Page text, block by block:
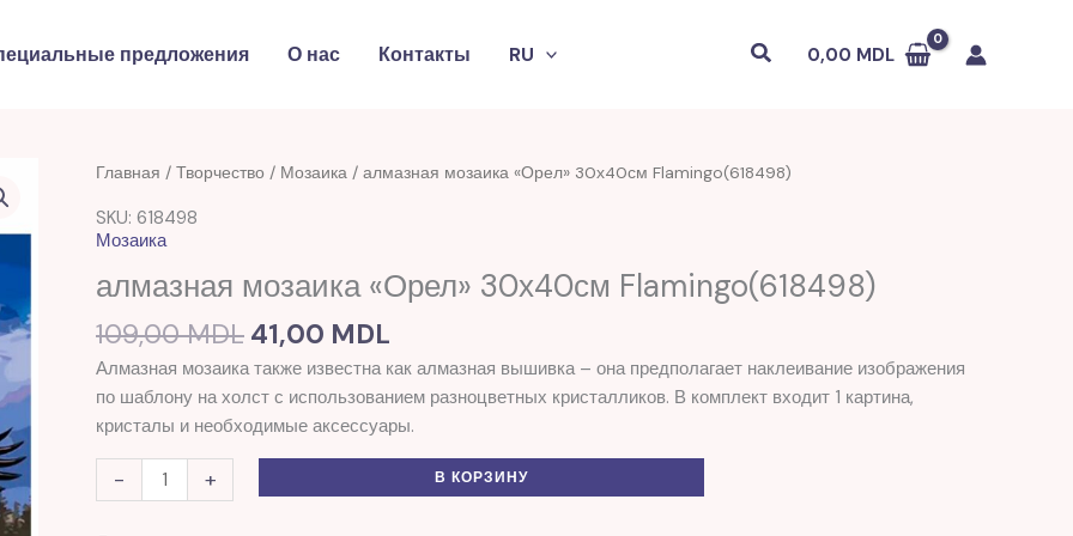
предложения О нас Контакты RU Поиск0,00 MDL
Главная / Творчество / Мозаика / алмазная мозаика «Орел» 30х40см Flamingo(618498)
SKU: 618498
Мозаика
алмазная мозаика «Орел» 30х40см Flamingo(618498)
109,00MDL
Первоначальная
41,00 MDL
Текущая
Алмазная мозаика также известна как алмазная вышивка – она предполагает наклеивание изображения
по шаблону на холст с использованием разноцветных кристалликов. В комплект входит 1 картина,
кристалы и необходимые аксессуары.
-
Количество
алмазная
"Орел"
Flamingo(618498)
+ В КОРЗИНУ